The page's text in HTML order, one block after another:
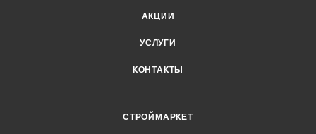
АКЦИИ
УСЛУГИ
КОНТАКТЫ
СТРОЙМАРКЕТ